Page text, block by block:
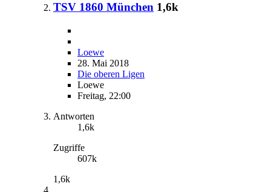
TSV 1860 München 1,6k
Loewe
28. Mai 2018
Die oberen Ligen
Loewe
Freitag, 22:00
Antworten
1,6k
Zugriffe
607k
1,6k